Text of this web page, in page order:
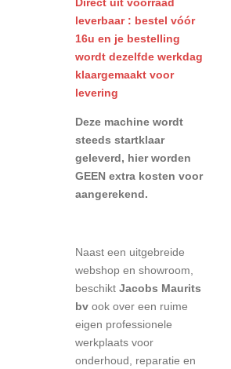
leverbaar : bestel vóór
16u en je bestelling
wordt dezelfde werkdag
klaargemaakt voor
levering
Deze machine wordt
steeds startklaar
geleverd, hier worden
GEEN extra kosten voor
aangerekend.
Naast een uitgebreide
webshop en showroom,
beschikt Jacobs Maurits
bv ook over een ruime
eigen professionele
werkplaats voor
onderhoud, reparatie en